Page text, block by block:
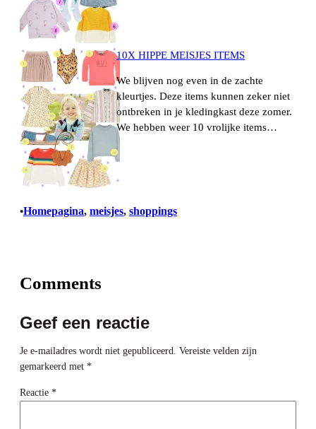
10X HIPPE MEISJES ITEMS
We blijven nog even in de zachte
kleurtjes. Deze items kunnen zeker niet
ontbreken in je kledingkast deze zomer.
We hebben weer 10 vrolijke items…
•Homepagina, meisjes, shoppings
Comments
Geef een reactie
Je e-mailadres wordt niet gepubliceerd. Vereiste velden zijn
gemarkeerd met *
Reactie *